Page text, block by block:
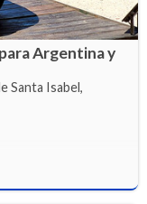
Argentina y
Santa Isabel,